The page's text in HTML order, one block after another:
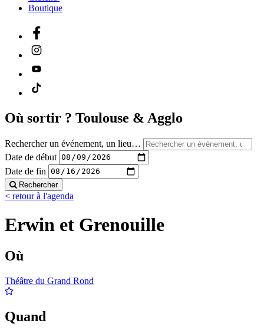
Boutique
Où sortir ? Toulouse & Agglo
Rechercher un événement, un lieu…
Date de début
Date de fin
Rechercher
< retour à l'agenda
Erwin et Grenouille
Où
Théâtre du Grand Rond
Quand